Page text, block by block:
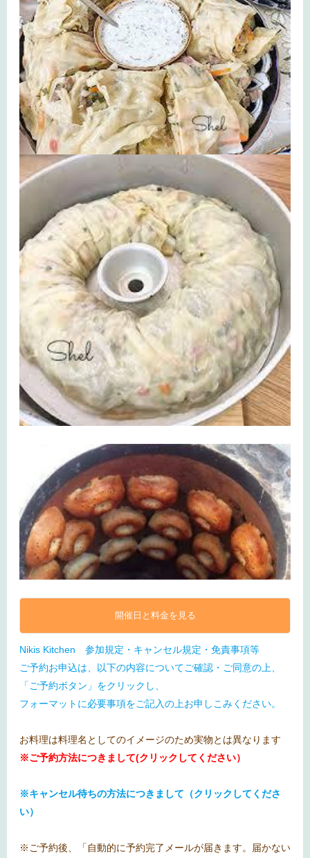
開催日と料金を見る
Nikis Kitchen 参加規定・キャンセル規定・免責事項等
ご予約お申込は、以下の内容についてご確認・ご同意の上、
「ご予約ボタン」をクリックし、
フォーマットに必要事項をご記入の上お申しこみください。
お料理は料理名としてのイメージのため実物とは異なります
※ご予約方法につきまして(クリックしてください）
※キャンセル待ちの方法につきまして（クリックしてくださ
い）
※ご予約後、「自動的に予約完了メールが届きます。届かない